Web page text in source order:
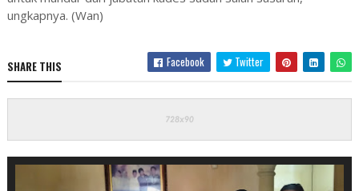
ungkapnya. (Wan)
SHARE THIS Facebook Twitter